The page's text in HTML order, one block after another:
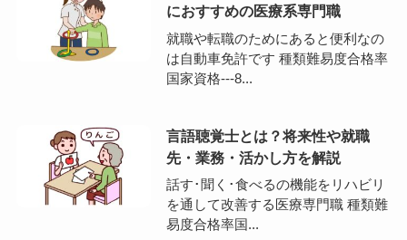
におすすめの医療系専門職
就職や転職のためにあると便利なの
は自動車免許です 種類難易度合格率
国家資格---8...
言語聴覚士とは？将来性や就職
先・業務・活かし方を解説
話す･聞く･食べるの機能をリハビリ
を通して改善する医療専門職 種類難
易度合格率国...